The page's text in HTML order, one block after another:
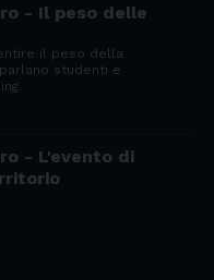
- Il peso delle
il peso della
studenti e
- L'evento di